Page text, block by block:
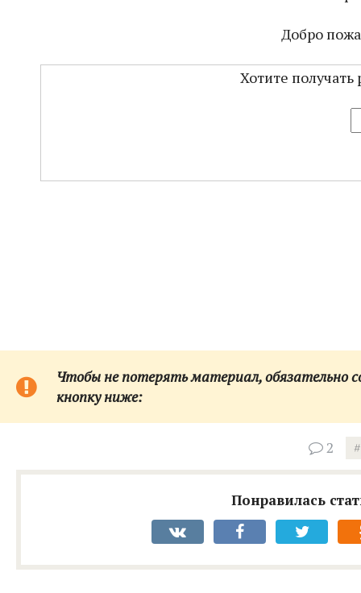
Добро
Хотите
Чтобы не потерять материал, обязательно
кнопку ниже:
2
Понравилась